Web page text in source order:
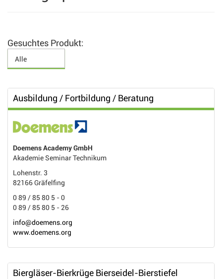
Gesuchtes Produkt:
Ausbildung / Fortbildung / Beratung
Doemens Academy GmbH
Akademie Seminar Technikum
Lohenstr. 3
82166 Gräfelfing
0 89 / 85 80 5 - 0
0 89 / 85 80 5 - 26
info@doemens.org
www.doemens.org
Biergläser-Bierkrüge Bierseidel-Bierstiefel